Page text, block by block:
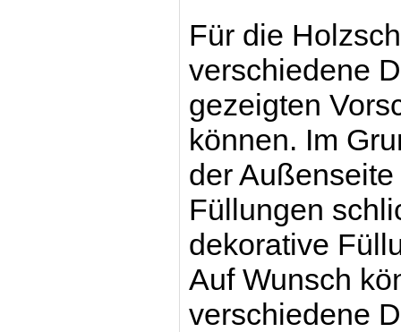
Für die
verschiedene
gezeigten
können. Im
der
Füllungen
dekorative
Auf Wunsch
verschiedene